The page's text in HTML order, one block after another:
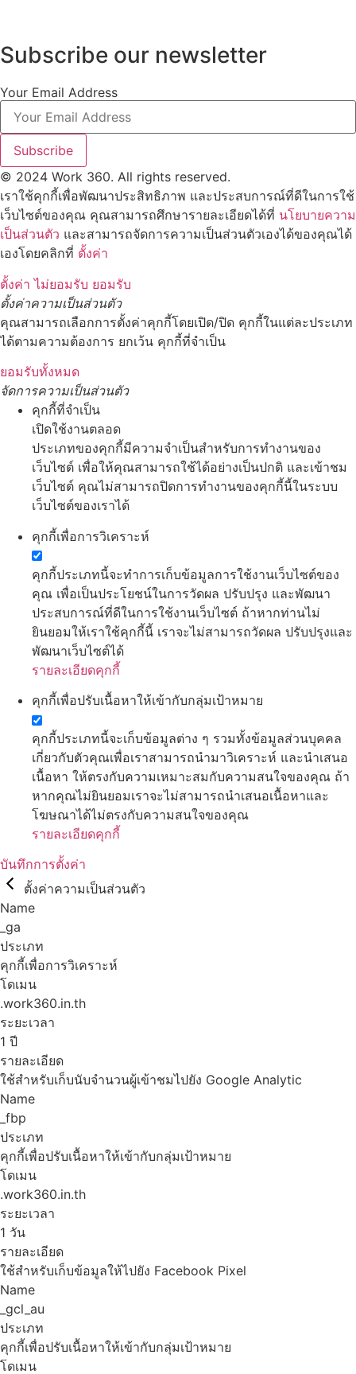
Subscribe our newsletter
Your Email Address
Subscribe
© 2024 Work 360. All rights reserved.
เราใช้คุกกี้เพื่อพัฒนาประสิทธิภาพ และประสบการณ์ที่ดีในการใช้
เว็บไซต์ของคุณ คุณสามารถศึกษารายละเอียดได้ที่ นโยบายความ
เป็นส่วนตัว และสามารถจัดการความเป็นส่วนตัวเองได้ของคุณได้
เองโดยคลิกที่ ตั้งค่า
ตั้งค่า ไม่ยอมรับ ยอมรับ
ตั้งค่าความเป็นส่วนตัว
คุณสามารถเลือกการตั้งค่าคุกกี้โดยเปิด/ปิด คุกกี้ในแต่ละประเภท
ได้ตามความต้องการ ยกเว้น คุกกี้ที่จำเป็น
ยอมรับทั้งหมด
จัดการความเป็นส่วนตัว
คุกกี้ที่จำเป็น
เปิดใช้งานตลอด
ประเภทของคุกกี้มีความจำเป็นสำหรับการทำงานของ
เว็บไซต์ เพื่อให้คุณสามารถใช้ได้อย่างเป็นปกติ และเข้าชม
เว็บไซต์ คุณไม่สามารถปิดการทำงานของคุกกี้นี้ในระบบ
เว็บไซต์ของเราได้
คุกกี้เพื่อการวิเคราะห์
คุกกี้ประเภทนี้จะทำการเก็บข้อมูลการใช้งานเว็บไซต์ของ
คุณ เพื่อเป็นประโยชน์ในการวัดผล ปรับปรุง และพัฒนา
ประสบการณ์ที่ดีในการใช้งานเว็บไซต์ ถ้าหากท่านไม่
ยินยอมให้เราใช้คุกกี้นี้ เราจะไม่สามารถวัดผล ปรับปรุงและ
พัฒนาเว็บไซต์ได้
รายละเอียดคุกกี้
คุกกี้เพื่อปรับเนื้อหาให้เข้ากับกลุ่มเป้าหมาย
คุกกี้ประเภทนี้จะเก็บข้อมูลต่าง ๆ รวมทั้งข้อมูลส่วนบุคคล
เกี่ยวกับตัวคุณเพื่อเราสามารถนำมาวิเคราะห์ และนำเสนอ
เนื้อหา ให้ตรงกับความเหมาะสมกับความสนใจของคุณ ถ้า
หากคุณไม่ยินยอมเราจะไม่สามารถนำเสนอเนื้อหาและ
โฆษณาได้ไม่ตรงกับความสนใจของคุณ
รายละเอียดคุกกี้
บันทึกการตั้งค่า
ตั้งค่าความเป็นส่วนตัว
Name
_ga
ประเภท
คุกกี้เพื่อการวิเคราะห์
โดเมน
.work360.in.th
ระยะเวลา
1 ปี
รายละเอียด
ใช้สำหรับเก็บนับจำนวนผู้เข้าชมไปยัง Google Analytic
Name
_fbp
ประเภท
คุกกี้เพื่อปรับเนื้อหาให้เข้ากับกลุ่มเป้าหมาย
โดเมน
.work360.in.th
ระยะเวลา
1 วัน
รายละเอียด
ใช้สำหรับเก็บข้อมูลให้ไปยัง Facebook Pixel
Name
_gcl_au
ประเภท
คุกกี้เพื่อปรับเนื้อหาให้เข้ากับกลุ่มเป้าหมาย
โดเมน